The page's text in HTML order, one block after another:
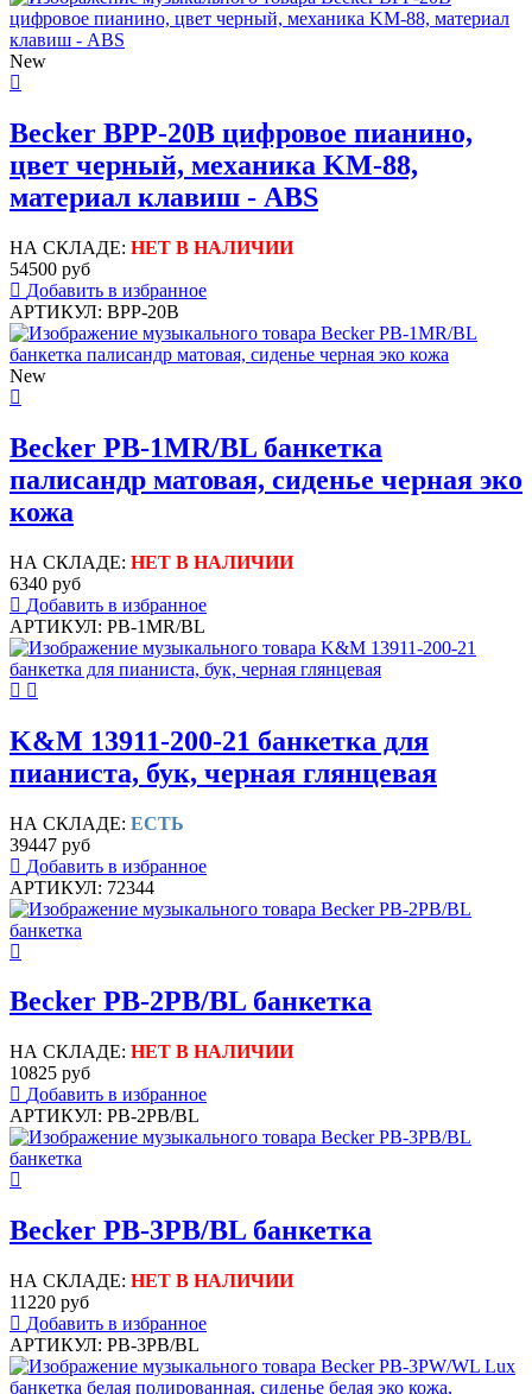
New
Becker BPP-20B цифровое пианино,
цвет черный, механика KM-88,
материал клавиш - ABS
НА СКЛАДЕ: НЕТ В НАЛИЧИИ
54500 руб
Добавить в избранное
АРТИКУЛ: BPP-20B
New
Becker PB-1MR/BL банкетка
палисандр матовая, сиденье черная эко
кожа
НА СКЛАДЕ: НЕТ В НАЛИЧИИ
6340 руб
Добавить в избранное
АРТИКУЛ: PB-1MR/BL
K&M 13911-200-21 банкетка для
пианиста, бук, черная глянцевая
НА СКЛАДЕ: ЕСТЬ
39447 руб
Добавить в избранное
АРТИКУЛ: 72344
Becker PB-2PB/BL банкетка
НА СКЛАДЕ: НЕТ В НАЛИЧИИ
10825 руб
Добавить в избранное
АРТИКУЛ: PB-2PB/BL
Becker PB-3PB/BL банкетка
НА СКЛАДЕ: НЕТ В НАЛИЧИИ
11220 руб
Добавить в избранное
АРТИКУЛ: PB-3PB/BL